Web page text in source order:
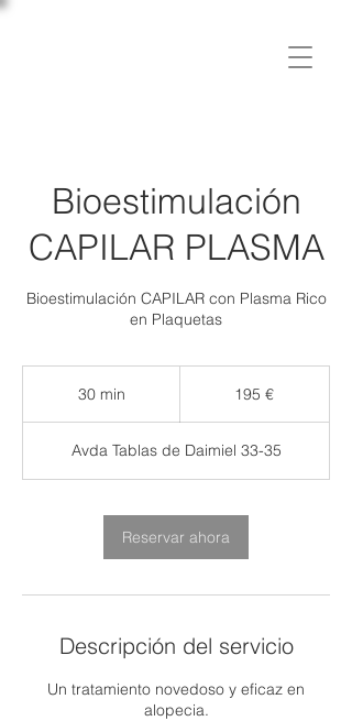
Bioestimulación
CAPILAR PLASMA
Bioestimulación CAPILAR con Plasma Rico
en Plaquetas
30 min
m
i
195 €
Avda Tablas de Daimiel 33-35
Reservar ahora
Descripción del servicio
Un tratamiento novedoso y eficaz en
alopecia.